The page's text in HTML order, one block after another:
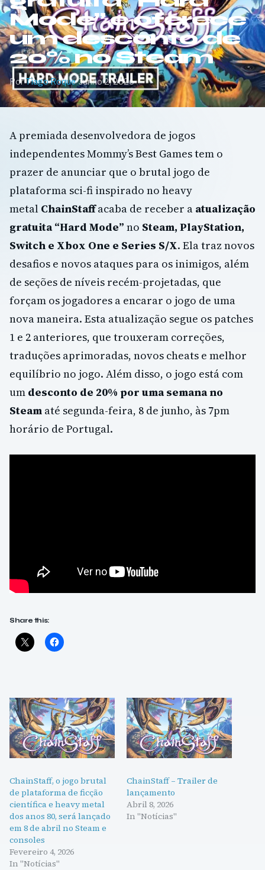
Mode” e oferece
um desconto de
20% no Steam
PorTiago Roque·Junho 2, 2026
A premiada desenvolvedora de jogos
independentes Mommy’s Best Games tem o
prazer de anunciar que o brutal jogo de
plataforma sci-fi inspirado no heavy
metal ChainStaffacaba de receber a atualização
gratuita “Hard Mode” no Steam, PlayStation,
Switch e Xbox One e Series S/X. Ela traz novos
desafios e novos ataques para os inimigos, além
de seções de níveis recém-projetadas, que
forçam os jogadores a encarar o jogo de uma
nova maneira. Esta atualização segue os patches
1 e 2 anteriores, que trouxeram correções,
traduções aprimoradas, novos cheats e melhor
equilíbrio no jogo. Além disso, o jogo está com
um desconto de 20% por uma semana no
Steam até segunda-feira, 8 de junho, às 7pm
horário de Portugal.
Share this:
ChainStaff, o jogo brutal
de plataforma de ficção
científica e heavy metal
dos anos 80, será lançado
em 8 de abril no Steam e
consoles
Fevereiro 4, 2026
In "Notícias"
ChainStaff – Trailer de
lançamento
Abril 8, 2026
In "Notícias"